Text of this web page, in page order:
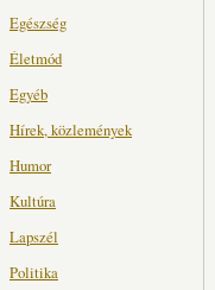
Egészség
Életmód
Egyéb
Hírek, közlemények
Humor
Kultúra
Lapszél
Politika